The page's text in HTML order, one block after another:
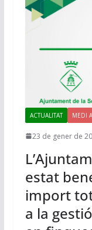
ACTUALITAT MEDI
23 de gener de
estat
import
a la